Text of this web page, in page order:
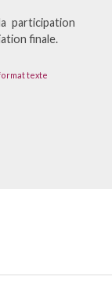
participation
finale.
texte